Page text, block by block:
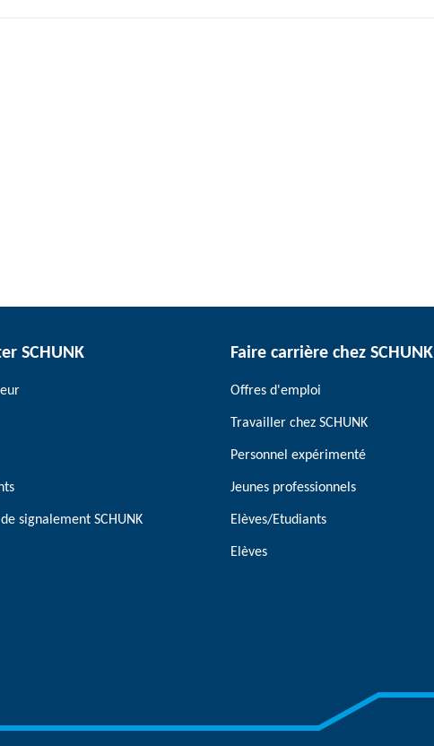
SCHUNK
signalement SCHUNK
Faire carrière chez SCHUNK
Offres d'emploi
Travailler chez SCHUNK
Personnel expérimenté
Jeunes professionnels
Elèves/Etudiants
Elèves